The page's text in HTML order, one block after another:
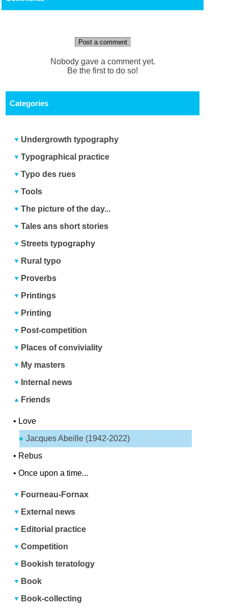
Post a comment
Nobody gave a comment yet.
Be the first to do so!
Categories
Undergrowth typography
Typographical practice
Typo des rues
Tools
The picture of the day...
Tales ans short stories
Streets typography
Rural typo
Proverbs
Printings
Printing
Post-competition
Places of conviviality
My masters
Internal news
Friends
• Love
Jacques Abeille (1942-2022)
• Rebus
•Once upon a time...
Fourneau-Fornax
External news
Editorial practice
Competition
Bookish teratology
Book
Book-collecting